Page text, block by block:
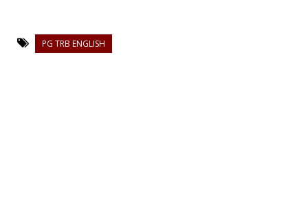
PG TRB ENGLISH